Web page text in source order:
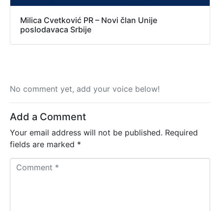
Milica Cvetković PR – Novi član Unije
poslodavaca Srbije
No comment yet, add your voice below!
Add a Comment
Your email address will not be published. Required
fields are marked *